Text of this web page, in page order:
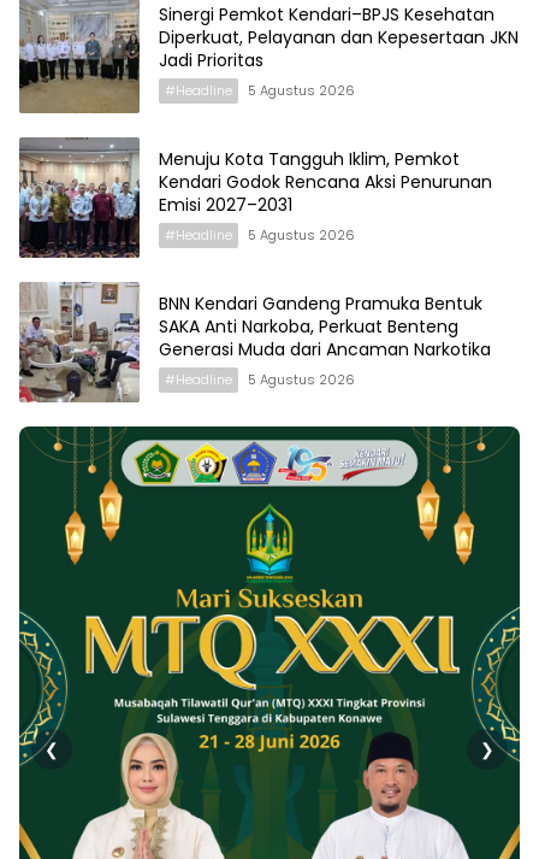
Sinergi Pemkot Kendari–BPJS Kesehatan
Diperkuat, Pelayanan dan Kepesertaan JKN
Jadi Prioritas
#Headline 5 Agustus 2026
Menuju Kota Tangguh Iklim, Pemkot
Kendari Godok Rencana Aksi Penurunan
Emisi 2027–2031
#Headline 5 Agustus 2026
BNN Kendari Gandeng Pramuka Bentuk
SAKA Anti Narkoba, Perkuat Benteng
Generasi Muda dari Ancaman Narkotika
#Headline 5 Agustus 2026